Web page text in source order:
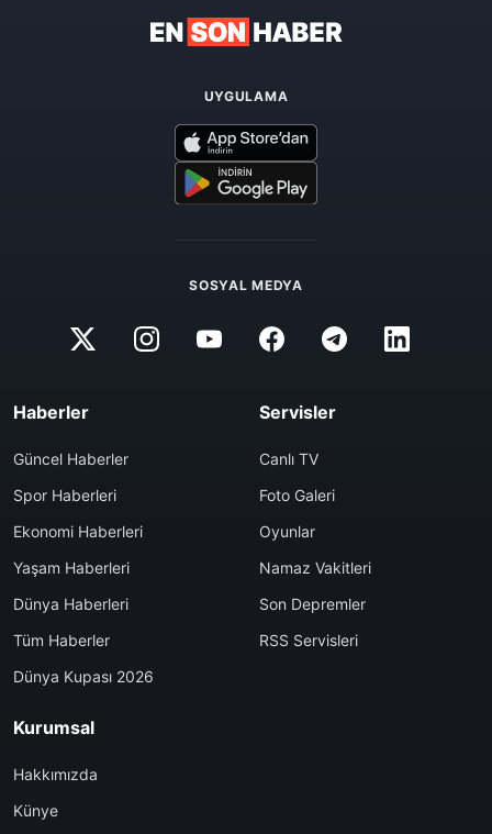
UYGULAMA
SOSYAL MEDYA
Haberler
Güncel Haberler
Spor Haberleri
Ekonomi Haberleri
Yaşam Haberleri
Dünya Haberleri
Tüm Haberler
Dünya Kupası 2026
Servisler
Canlı TV
Foto Galeri
Oyunlar
Namaz Vakitleri
Son Depremler
RSS Servisleri
Kurumsal
Hakkımızda
Künye